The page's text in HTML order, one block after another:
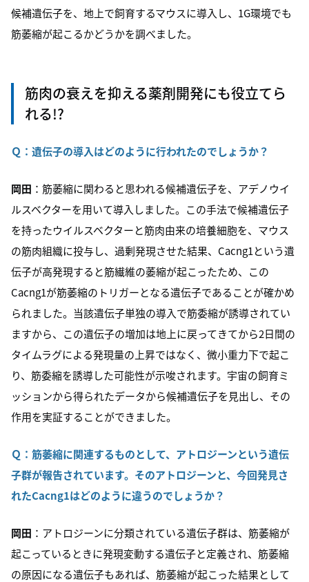
候補遺伝子を、地上で飼育するマウスに導入し、1G環境でも
筋萎縮が起こるかどうかを調べました。
筋肉の衰えを抑える薬剤開発にも役立てら
れる!?
Ｑ：遺伝子の導入はどのように行われたのでしょうか？
岡田 ：筋萎縮に関わると思われる候補遺伝子を、アデノウイ
ルスベクターを用いて導入しました。この手法で候補遺伝子
を持ったウイルスベクターと筋肉由来の培養細胞を、マウス
の筋肉組織に投与し、過剰発現させた結果、Cacng1という遺
伝子が高発現すると筋繊維の萎縮が起こったため、この
Cacng1が筋萎縮のトリガーとなる遺伝子であることが確かめ
られました。当該遺伝子単独の導入で筋委縮が誘導されてい
ますから、この遺伝子の増加は地上に戻ってきてから2日間の
タイムラグによる発現量の上昇ではなく、微小重力下で起こ
り、筋委縮を誘導した可能性が示唆されます。宇宙の飼育ミ
ッションから得られたデータから候補遺伝子を見出し、その
作用を実証することができました。
Ｑ：筋萎縮に関連するものとして、アトロジーンという遺伝
子群が報告されています。そのアトロジーンと、今回発見さ
れたCacng1はどのように違うのでしょうか？
岡田 ：アトロジーンに分類されている遺伝子群は、筋萎縮が
起こっているときに発現変動する遺伝子と定義され、筋萎縮
の原因になる遺伝子もあれば、筋萎縮が起こった結果として